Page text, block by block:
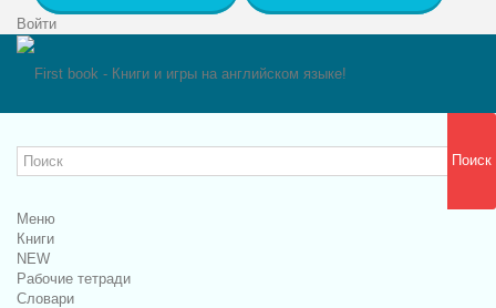
Войти
Поиск
Меню
Книги
NEW
Рабочие тетради
Словари